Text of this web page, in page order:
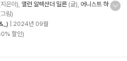
은이), 앨런 알렉산더 밀른 (글), 어니스트 하
림)
2024년 09월
할인)